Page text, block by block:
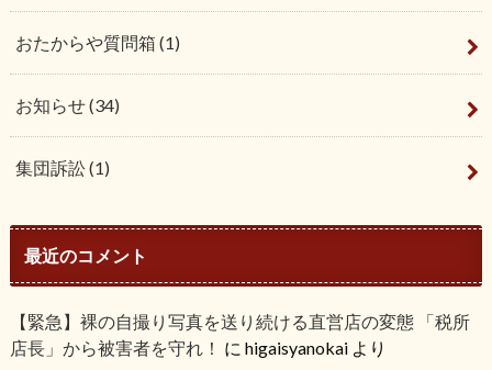
おたからや質問箱 (1)
お知らせ(34)
集団訴訟(1)
最近のコメント
【緊急】裸の自撮り写真を送り続ける直営店の変態 「税所
店長」から被害者を守れ！ に higaisyanokaiより